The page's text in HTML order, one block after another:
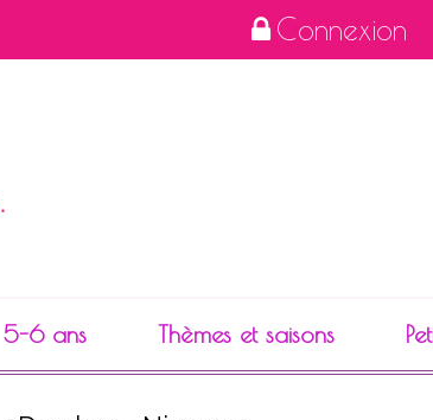
Connexion
5-6 ans Thèmes et saisons